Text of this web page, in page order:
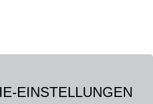
EINSTELLUNGEN